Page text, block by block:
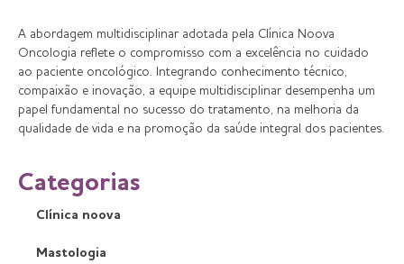
A abordagem multidisciplinar adotada pela Clínica Noova
Oncologia reflete o compromisso com a excelência no cuidado
ao paciente oncológico. Integrando conhecimento técnico,
compaixão e inovação, a equipe multidisciplinar desempenha um
papel fundamental no sucesso do tratamento, na melhoria da
qualidade de vida e na promoção da saúde integral dos pacientes.
Categorias
Clínica noova
Mastologia